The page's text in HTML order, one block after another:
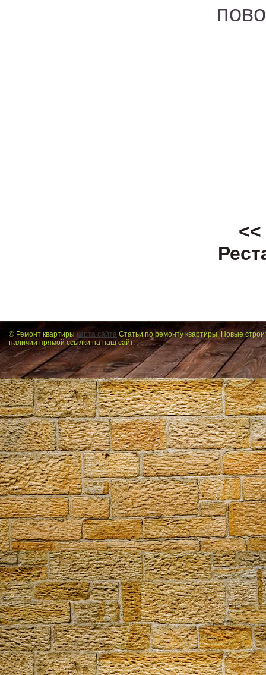
© Ремонт квартирыкарта сайта Статьи по ремонту квартиры. Новые
наличии прямой ссылки на наш сайт.